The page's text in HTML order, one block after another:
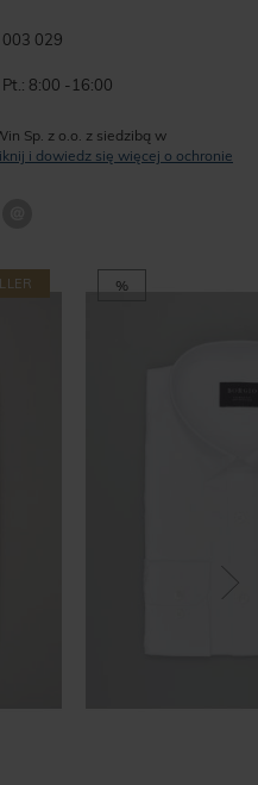
029
Pt.: 8:00 -16:00
Sp. z o.o. z siedzibą w
i dowiedz się więcej o ochronie
na Google+
%